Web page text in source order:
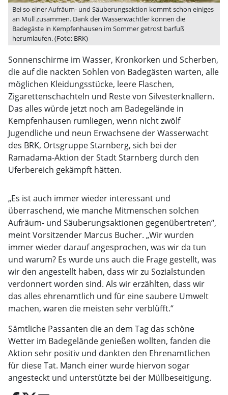
Bei so einer Aufräum- und Säuberungsaktion kommt schon einiges
an Müll zusammen. Dank der Wasserwachtler können die
Badegäste in Kempfenhausen im Sommer getrost barfuß
herumlaufen. (Foto: BRK)
Sonnenschirme im Wasser, Kronkorken und Scherben,
die auf die nackten Sohlen von Badegästen warten, alle
möglichen Kleidungsstücke, leere Flaschen,
Zigarettenschachteln und Reste von Silvesterknallern.
Das alles würde jetzt noch am Badegelände in
Kempfenhausen rumliegen, wenn nicht zwölf
Jugendliche und neun Erwachsene der Wasserwacht
des BRK, Ortsgruppe Starnberg, sich bei der
Ramadama-Aktion der Stadt Starnberg durch den
Uferbereich gekämpft hätten.
„Es ist auch immer wieder interessant und
überraschend, wie manche Mitmenschen solchen
Aufräum- und Säuberungsaktionen gegenübertreten“,
meint Vorsitzender Marcus Bucher. „Wir wurden
immer wieder darauf angesprochen, was wir da tun
und warum? Es wurde uns auch die Frage gestellt, was
wir den angestellt haben, dass wir zu Sozialstunden
verdonnert worden sind. Als wir erzählten, dass wir
das alles ehrenamtlich und für eine saubere Umwelt
machen, waren die meisten sehr verblüfft.“
Sämtliche Passanten die an dem Tag das schöne
Wetter im Badegelände genießen wollten, fanden die
Aktion sehr positiv und dankten den Ehrenamtlichen
für diese Tat. Manch einer wurde hiervon sogar
angesteckt und unterstützte bei der Müllbeseitigung.